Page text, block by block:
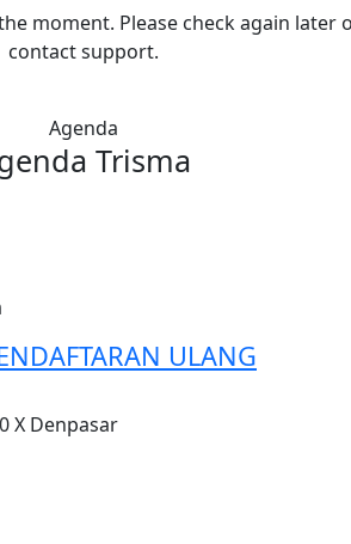
moment. Please check again later
contact support.
Agenda
Trisma
ULANG
X Denpasar